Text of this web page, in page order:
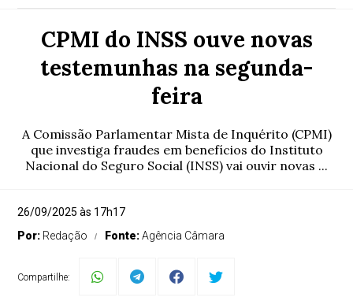
CPMI do INSS ouve novas
testemunhas na segunda-
feira
A Comissão Parlamentar Mista de Inquérito (CPMI)
que investiga fraudes em benefícios do Instituto
Nacional do Seguro Social (INSS) vai ouvir novas ...
26/09/2025 às 17h17
Por: Redação Fonte:Agência Câmara
Compartilhe: